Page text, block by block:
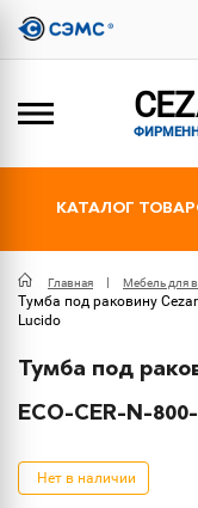
КАТАЛОГ
Главная Мебель для
Тумба под раковину
Lucido
Тумба под
ECO-CER-N-
Нет в наличии